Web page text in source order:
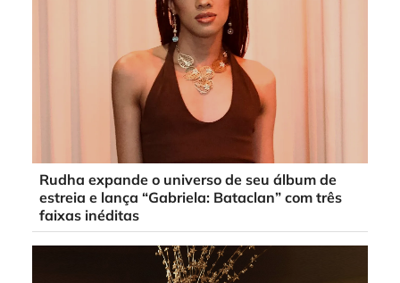
Rudha expande o universo de seu álbum de
estreia e lança “Gabriela: Bataclan” com três
faixas inéditas